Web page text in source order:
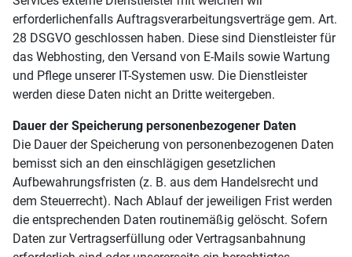
erforderlichenfalls Auftragsverarbeitungsverträge gem. Art.
28 DSGVO geschlossen haben. Diese sind Dienstleister für
das Webhosting, den Versand von E-Mails sowie Wartung
und Pflege unserer IT-Systemen usw. Die Dienstleister
werden diese Daten nicht an Dritte weitergeben.
Dauer der Speicherung personenbezogener Daten
Die Dauer der Speicherung von personenbezogenen Daten
bemisst sich an den einschlägigen gesetzlichen
Aufbewahrungsfristen (z. B. aus dem Handelsrecht und
dem Steuerrecht). Nach Ablauf der jeweiligen Frist werden
die entsprechenden Daten routinemäßig gelöscht. Sofern
Daten zur Vertragserfüllung oder Vertragsanbahnung